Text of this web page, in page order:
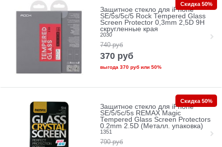
Защитное стекло для iPhone
SE/5s/5с/5 Rock Tempered Glass
Screen Protector 0,3mm 2,5D 9H
скругленные края
2030
740 руб
370 руб
выгода 370 рубили 50%
Скидка 50%
Защитное стекло для iPhone
SE/5/5c/5s REMAX Magic
Tempered Glass Screen Protectors
0.2mm 2.5D (Металл. упаковка)
1351
790 руб
Скидка 50%